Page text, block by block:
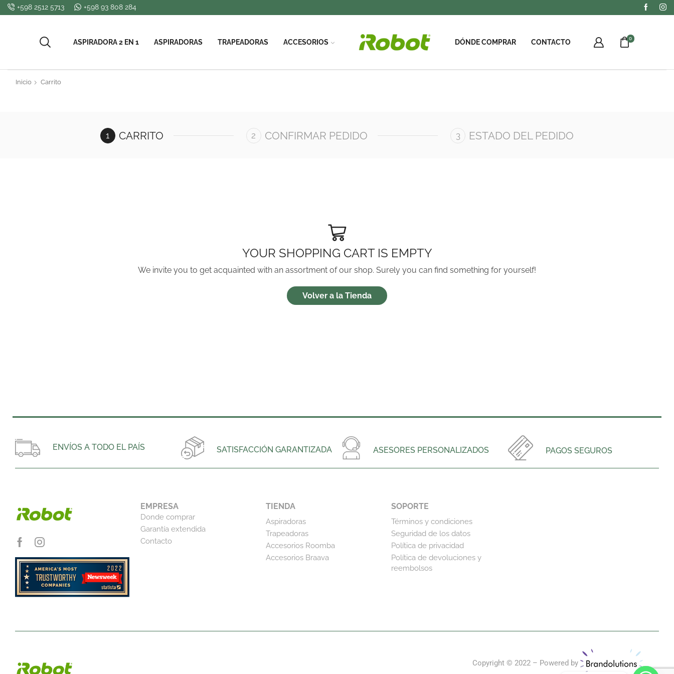
+598 2512 5713 +598 93 808 284
ASPIRADORA 2 EN 1 ASPIRADORAS TRAPEADORAS ACCESORIOS DÓNDE COMPRAR CONTACTO 0
Inicio Carrito
CARRITO CONFIRMAR PEDIDO ESTADO DEL PEDIDO
YOUR SHOPPING CART IS EMPTY
We invite you to get acquainted with an assortment of our shop. Surely you can find something for yourself!
Volver a la Tienda
ENVÍOS A TODO EL PAÍS SATISFACCIÓN GARANTIZADA ASESORES PERSONALIZADOS PAGOS SEGUROS
EMPRESA
Donde comprar
Garantía extendida
Contacto
TIENDA
Aspiradoras
Trapeadoras
Accesorios Roomba
Accesorios Braava
SOPORTE
Términos y condiciones
Seguridad de los datos
Política de privacidad
Política de devoluciones y
reembolsos
Copyright © 2022 – Powered by